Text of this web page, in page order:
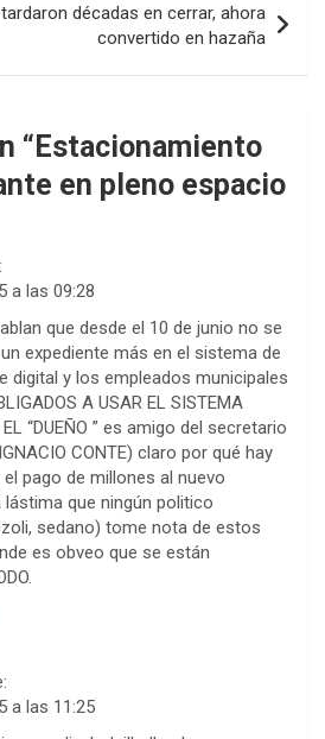
décadas en cerrar, ahora
convertido en hazaña
“ Estacionamiento
en pleno espacio
a las 09:28
que desde el 10 de junio no se
expediente más en el sistema de
digital y los empleados municipales
A USAR EL SISTEMA
EL “DUEÑO ” es amigo del secretario
CONTE) claro por qué hay
pago de millones al nuevo
lástima que ningún politico
sedano) tome nota de estos
es obveo que se están
a las 11:25